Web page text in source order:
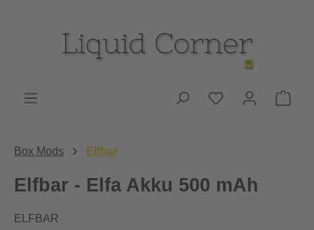
Du hast 0
Box Mods Elfbar
Elfbar - Elfa Akku 500 mAh
ELFBAR